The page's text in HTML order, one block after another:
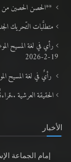
**الحصن الحصين
متطلَّبات التّحريك
19-2-2026
رأيٌ في لغة المسيح الموعود عليه
الحقيقة العرشية
الأخبار
إمام الجماعة